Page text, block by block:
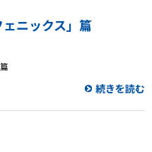
ニックス」篇
続きを読む